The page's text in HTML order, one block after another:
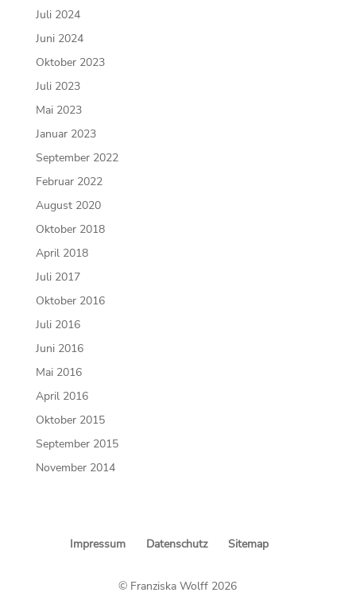
Juli 2024
Juni 2024
Oktober 2023
Juli 2023
Mai 2023
Januar 2023
September 2022
Februar 2022
August 2020
Oktober 2018
April 2018
Juli 2017
Oktober 2016
Juli 2016
Juni 2016
Mai 2016
April 2016
Oktober 2015
September 2015
November 2014
Impressum Datenschutz Sitemap
© Franziska Wolff 2026